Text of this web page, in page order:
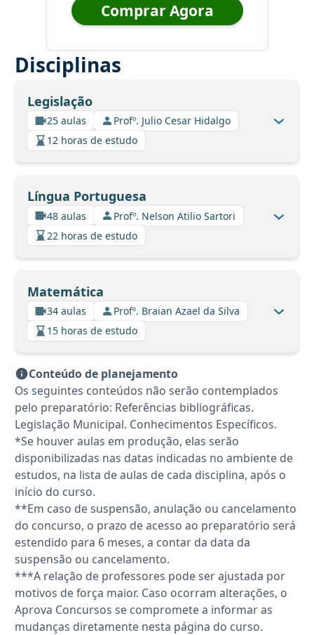
Comprar Agora
Disciplinas
Legislação
25 aulas
Profº. Julio Cesar Hidalgo
12 horas de estudo
Língua Portuguesa
48 aulas
Profº. Nelson Atilio Sartori
22 horas de estudo
Matemática
34 aulas
Profº. Braian Azael da Silva
15 horas de estudo
Conteúdo de planejamento
Os seguintes conteúdos não serão contemplados
pelo preparatório: Referências bibliográficas.
Legislação Municipal. Conhecimentos Específicos.
*Se houver aulas em produção, elas serão
disponibilizadas nas datas indicadas no ambiente de
estudos, na lista de aulas de cada disciplina, após o
início do curso.
**Em caso de suspensão, anulação ou cancelamento
do concurso, o prazo de acesso ao preparatório será
estendido para 6 meses, a contar da data da
suspensão ou cancelamento.
***A relação de professores pode ser ajustada por
motivos de força maior. Caso ocorram alterações, o
Aprova Concursos se compromete a informar as
mudanças diretamente nesta página do curso.